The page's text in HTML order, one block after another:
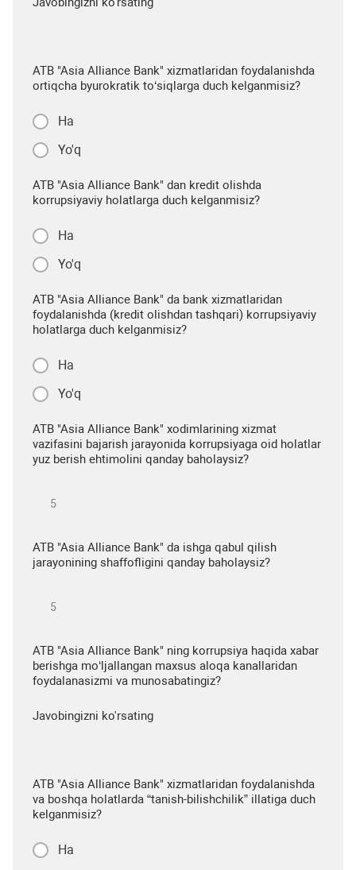
ATB "Asia Alliance Bank" xizmatlaridan foydalanishda
ortiqcha byurokratik to‘siqlarga duch kelganmisiz?
Ha
Yo'q
ATB "Asia Alliance Bank" dan kredit olishda
korrupsiyaviy holatlarga duch kelganmisiz?
Ha
Yo'q
ATB "Asia Alliance Bank" da bank xizmatlaridan
foydalanishda (kredit olishdan tashqari) korrupsiyaviy
holatlarga duch kelganmisiz?
Ha
Yo'q
ATB "Asia Alliance Bank" xodimlarining xizmat
vazifasini bajarish jarayonida korrupsiyaga oid holatlar
yuz berish ehtimolini qanday baholaysiz?
ATB "Asia Alliance Bank" da ishga qabul qilish
jarayonining shaffofligini qanday baholaysiz?
ATB "Asia Alliance Bank" ning korrupsiya haqida xabar
berishga mo‘ljallangan maxsus aloqa kanallaridan
foydalanasizmi va munosabatingiz?
Javobingizni ko'rsating
ATB "Asia Alliance Bank" xizmatlaridan foydalanishda
va boshqa holatlarda “tanish-bilishchilik” illatiga duch
kelganmisiz?
Ha